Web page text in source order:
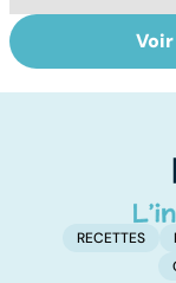
Suicide :
le passage à
RECETTES